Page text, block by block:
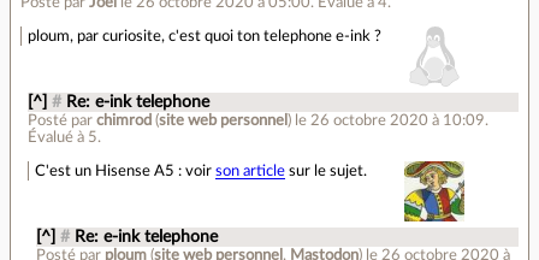
Posté par Joël le 26 octobre 2020 à 05:00. Évalué à 4.
ploum, par curiosite, c'est quoi ton telephone e-ink ?
[^] # Re: e-ink telephone
Posté parchimrod (site web personnel ) le 26 octobre 2020 à 10:09.
Évalué à 5.
C'est un Hisense A5 : voirson article sur le sujet.
[^] # Re: e-ink telephone
Posté par ploum(site web personnel , Mastodon) le 26 octobre 2020 à